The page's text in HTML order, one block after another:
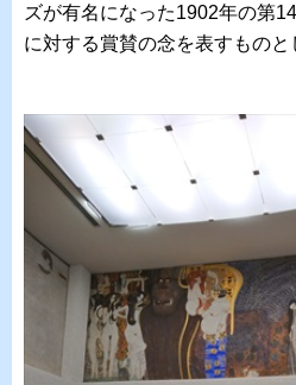
ズが有名になった1902年の第
に対する賞賛の念を表すものと